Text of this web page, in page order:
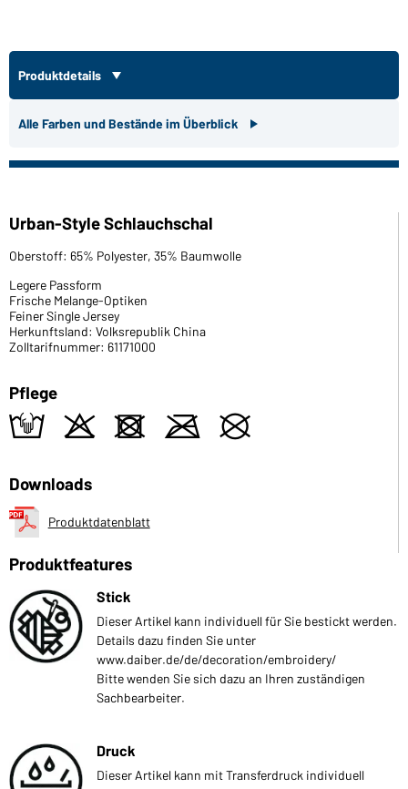
Produktdetails
Alle Farben und Bestände im Überblick
Urban-Style Schlauchschal
Oberstoff: 65% Polyester, 35% Baumwolle
Legere Passform
Frische Melange-Optiken
Feiner Single Jersey
Herkunftsland: Volksrepublik China
Zolltarifnummer: 61171000
Pflege
t o d m U
Downloads
Produktdatenblatt
Produktfeatures
Stick
Dieser Artikel kann individuell für Sie bestickt werden.
Details dazu finden Sie unter
www.daiber.de/de/decoration/embroidery/
Bitte wenden Sie sich dazu an Ihren zuständigen
Sachbearbeiter.
Druck
Dieser Artikel kann mit Transferdruck individuell